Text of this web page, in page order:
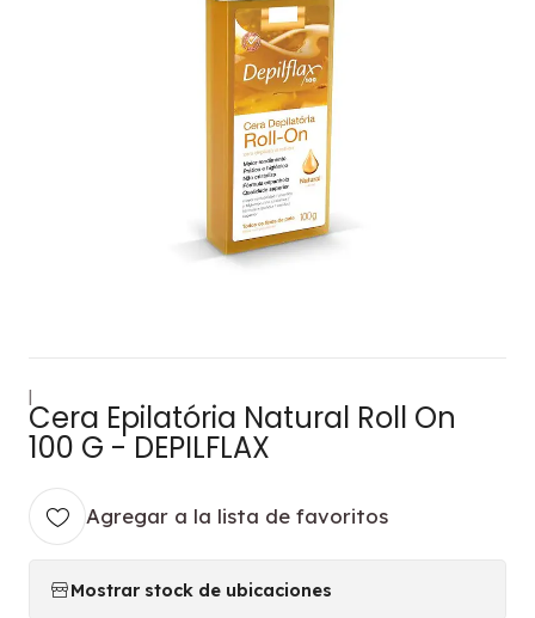
|
Cera Epilatória Natural Roll On
100 G - DEPILFLAX
Agregar a la lista de favoritos
Mostrar stock de ubicaciones